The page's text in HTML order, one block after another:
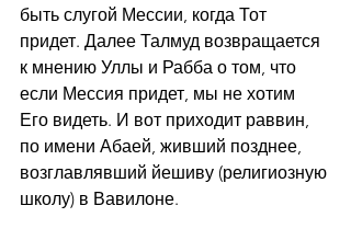
быть слугой Мессии, когда Тот
придет. Далее Талмуд возвращается
к мнению Уллы и Рабба о том, что
если Мессия придет, мы не хотим
Его видеть. И вот приходит раввин,
по имени Абаей, живший позднее,
возглавлявший йешиву (религиозную
школу) в Вавилоне.